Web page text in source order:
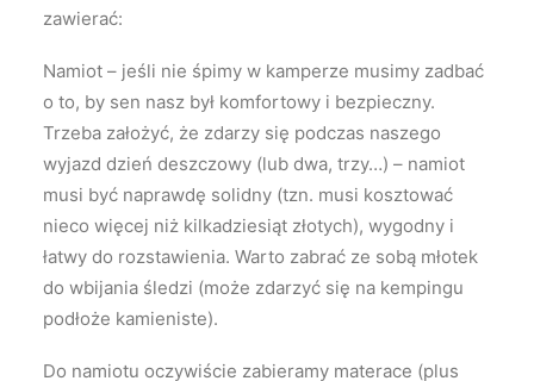
zawierać:
Namiot – jeśli nie śpimy w kamperze musimy zadbać
o to, by sen nasz był komfortowy i bezpieczny.
Trzeba założyć, że zdarzy się podczas naszego
wyjazd dzień deszczowy (lub dwa, trzy…) – namiot
musi być naprawdę solidny (tzn. musi kosztować
nieco więcej niż kilkadziesiąt złotych), wygodny i
łatwy do rozstawienia. Warto zabrać ze sobą młotek
do wbijania śledzi (może zdarzyć się na kempingu
podłoże kamieniste).
Do namiotu oczywiście zabieramy materace (plus